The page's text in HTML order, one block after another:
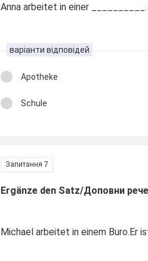
Anna arbeitet in einer
варіанти відповідей
Apotheke
Schule
Запитання 7
Ergänze den Satz/Доповни
Michael arbeitet in einem Buro.Er